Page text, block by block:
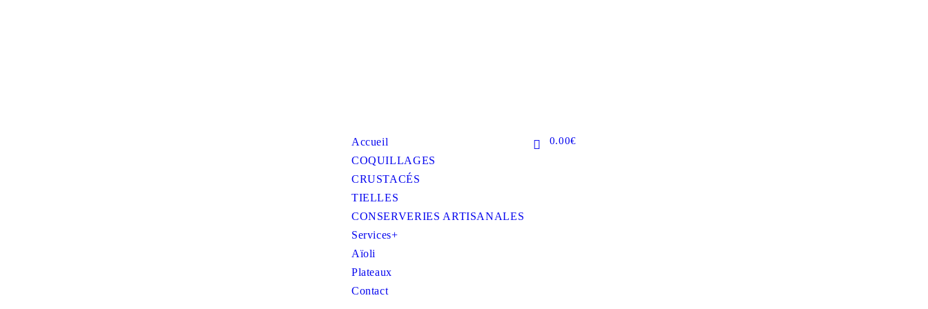
Accueil
COQUILLAGES
CRUSTACÉS
TIELLES
CONSERVERIES ARTISANALES
Services+
Aïoli
Plateaux
Contact
0.00€